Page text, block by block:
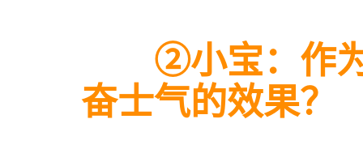
②小宝：作为
奋士气的效果？